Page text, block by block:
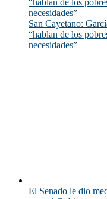
necesidades”
San Cayetano:
“hablan de los
necesidades”
El Senado le dio